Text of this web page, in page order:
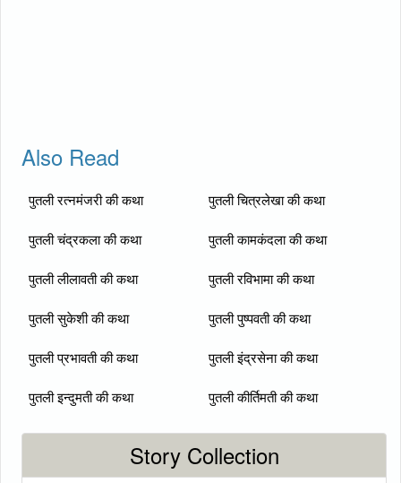
Also Read
पुतली रत्नमंजरी की कथा पुतली चित्रलेखा की कथा
पुतली चंद्रकला की कथा पुतली कामकंदला की कथा
पुतली लीलावती की कथा पुतली रविभामा की कथा
पुतली सुकेशी की कथा पुतली पुष्पवती की कथा
पुतली प्रभावती की कथा पुतली इंद्रसेना की कथा
पुतली इन्दुमती की कथा पुतली कीर्तिमती की कथा
Story Collection